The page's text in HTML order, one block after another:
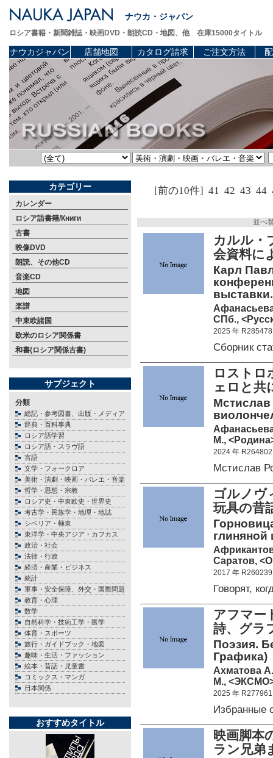
ナウカ・ジャパン
ロシア書籍・新聞雑誌・映画DVD・朗読CD・地図、他 在庫15000タイトル
ナウカジャパン 店舗地図 カタログ請求 ご注文方法
カテゴリー
カレンダー
ロシア語書籍/Книги
古書
映像DVD
朗読、その他CD
音楽CD
地図
楽譜
中東欧諸国
欧米のロシア関係書
和書(ロシア関係古書)
サブジェクト
分類
総記・参考図書、出版・メディア
辞典・百科事典
ロシア語学習
ロシア語・スラヴ語
言語
文学・フォークロア
美術・演劇・映画・バレエ・音楽
哲学・思想・宗教
ロシア史・中東欧史・世界史
考古学・民族学・地理・地誌
シベリア・極東
東洋学・中央アジア・カフカス
政治・社会
法律・行政
経済・産業・ビジネス
統計
軍事・安全保障、外交・国際問題
教育・心理
数学
自然科学・技術工学・医学
体育・スポーツ
旅行・ガイドブック・地図
趣味・生活・ファッション
絵本・昔話・児童書
コミックス・マンガ
日本関係
おすすめタイトル
[前の10件] 41 42 43 44
並べ
カルル・
会資料に
Карл
выставки.
СПб.,
2025 年 R285478
Сборник
ロスト
ェロと共
М.,
2024 年 R264802
Мстислав
ゴルノヴ
玩具の昔
глиняной
Саратов,
2017 年 R260239
Говорят,
アフマ
詩、グラ
Поэзия.
Графика)
Ахматова
М.,
2025 年 R277961
Избранные
映画脚本
ラン兄